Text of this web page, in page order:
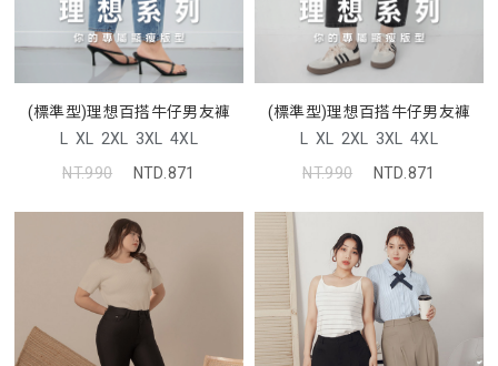
(標準型)理想百搭牛仔男友褲
L XL 2XL 3XL 4XL
NT.990
NTD.871
(標準型)理想百搭牛仔男友褲
L XL 2XL 3XL 4XL
NT.990
NTD.871